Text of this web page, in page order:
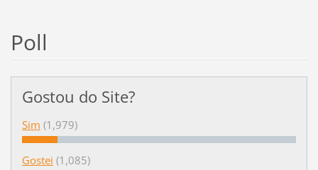
Poll
Gostou do Site?
Sim (1,979)
Gostei (1,085)